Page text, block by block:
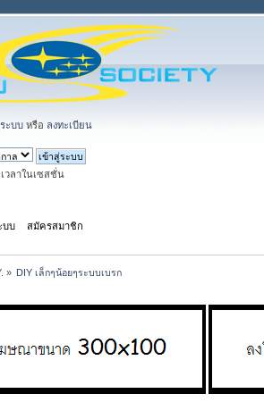
ะบบ หรือ ลงทะเบียน
วลาในเซสชั่น
บบ สมัครสมาชิก
» DIY เล็กๆน้อยๆระบบเบรก